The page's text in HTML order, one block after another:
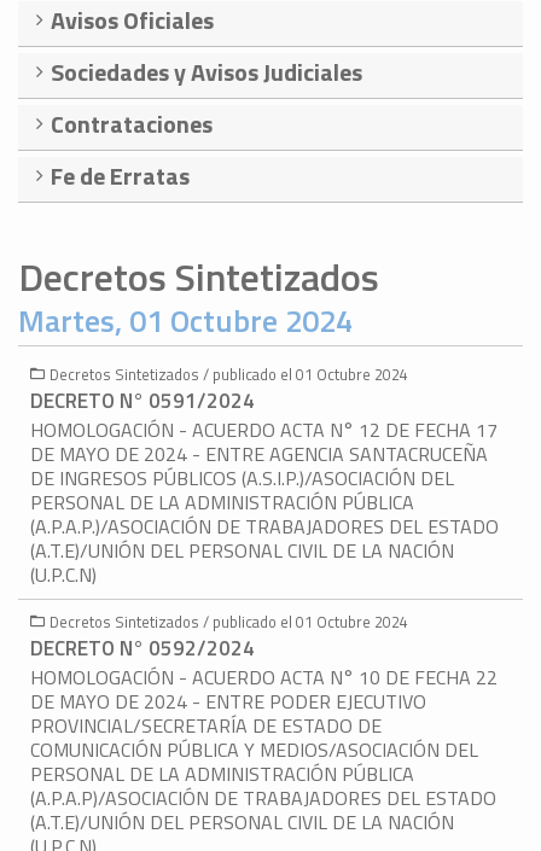
Avisos Oficiales
Sociedades y Avisos Judiciales
Contrataciones
Fe de Erratas
Decretos Sintetizados
Martes, 01 Octubre 2024
Decretos Sintetizados / publicado el 01 Octubre 2024
DECRETO N° 0591/2024
HOMOLOGACIÓN - ACUERDO ACTA N° 12 DE FECHA 17
DE MAYO DE 2024 - ENTRE AGENCIA SANTACRUCEÑA
DE INGRESOS PÚBLICOS (A.S.I.P.)/ASOCIACIÓN DEL
PERSONAL DE LA ADMINISTRACIÓN PÚBLICA
(A.P.A.P.)/ASOCIACIÓN DE TRABAJADORES DEL ESTADO
(A.T.E)/UNIÓN DEL PERSONAL CIVIL DE LA NACIÓN
(U.P.C.N)
Decretos Sintetizados / publicado el 01 Octubre 2024
DECRETO N° 0592/2024
HOMOLOGACIÓN - ACUERDO ACTA N° 10 DE FECHA 22
DE MAYO DE 2024 - ENTRE PODER EJECUTIVO
PROVINCIAL/SECRETARÍA DE ESTADO DE
COMUNICACIÓN PÚBLICA Y MEDIOS/ASOCIACIÓN DEL
PERSONAL DE LA ADMINISTRACIÓN PÚBLICA
(A.P.A.P)/ASOCIACIÓN DE TRABAJADORES DEL ESTADO
(A.T.E)/UNIÓN DEL PERSONAL CIVIL DE LA NACIÓN